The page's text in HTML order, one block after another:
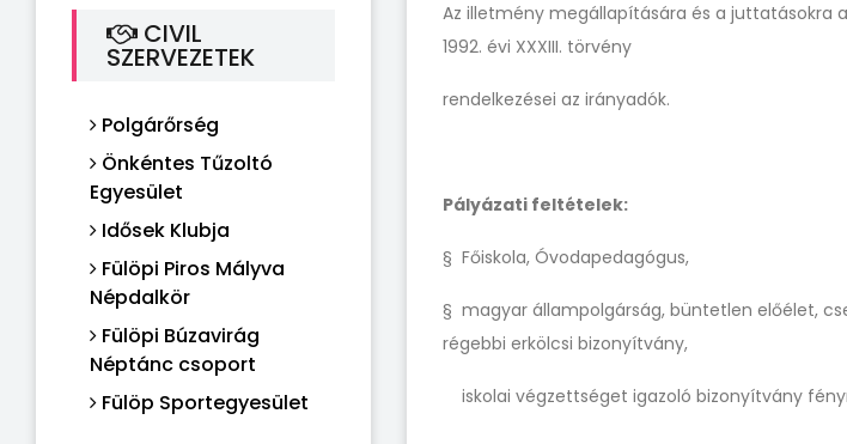
CIVIL
SZERVEZETEK
Polgárőrség
Önkéntes Tűzoltó
Egyesület
Idősek Klubja
Fülöpi Piros Mályva
Népdalkör
Fülöpi Búzavirág
Néptánc csoport
Fülöp Sportegyesület
Az illetmény megállapítására és a juttatásokra
1992. évi XXXIII. törvény
rendelkezései az irányadók.
Pályázati feltételek:
§ Főiskola, Óvodapedagógus,
§ magyar állampolgárság, büntetlen előélet,
régebbi erkölcsi bizonyítvány,
iskolai végzettséget igazoló bizonyítvány